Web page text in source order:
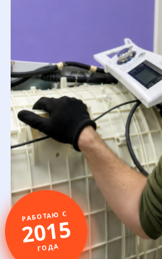
РАБОТАЮ С
2015
ГОДА